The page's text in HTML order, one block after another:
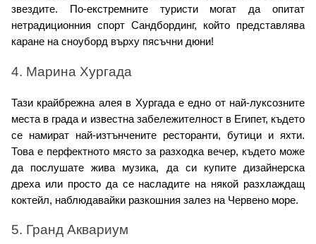
звездите. По-екстремните туристи могат да опитат
нетрадиционния спорт Сандбординг, който представлява
каране на сноуборд върху пясъчни дюни!
4. Марина Хургада
Тази крайбрежна алея в Хургада е едно от най-луксозните
места в града и известна забележителност в Египет, където
се намират най-изтънчените ресторанти, бутици и яхти.
Това е перфектното място за разходка вечер, където може
да послушате жива музика, да си купите дизайнерска
дреха или просто да се насладите на някой разхлаждащ
коктейл, наблюдавайки разкошния залез на Червено море.
5. Гранд Аквариум